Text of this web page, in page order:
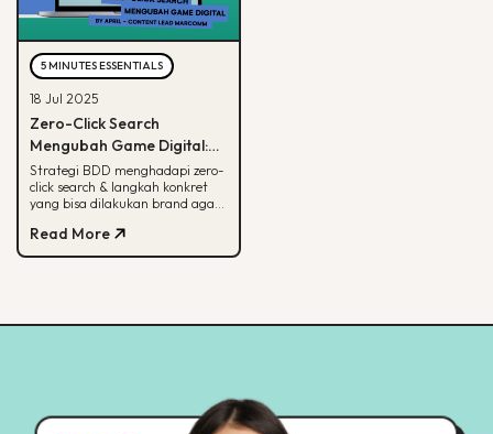
5 MINUTES ESSENTIALS
18 Jul 2025
Zero-Click Search
Mengubah Game Digital:
Begini Strategi BDD & Apa
yang Bisa Dilakukan Brand
Strategi BDD menghadapi zero-
click search & langkah konkret
yang bisa dilakukan brand agar
Google
Read More